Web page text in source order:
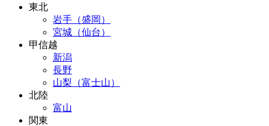
東北
岩手（盛岡）
宮城（仙台）
甲信越
新潟
長野
山梨（富士山）
北陸
富山
関東